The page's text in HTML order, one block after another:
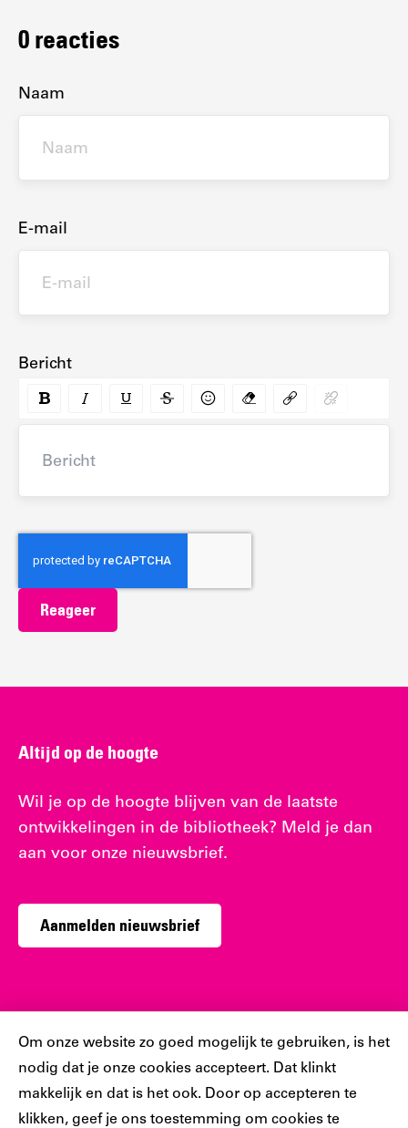
Cookiebar
Om onze website zo goed mogelijk te gebruiken, is het
nodig dat je onze cookies accepteert. Dat klinkt
makkelijk en dat is het ook. Door op accepteren te
klikken, geef je ons toestemming om cookies te
0 reacties
Naam
E-mail
Bericht
Bericht
Reageer
Altijd op de hoogte
Wil je op de hoogte blijven van de laatste
ontwikkelingen in de bibliotheek? Meld je dan
aan voor onze nieuwsbrief.
Aanmelden nieuwsbrief
Sociaal
Volg jij ons al?